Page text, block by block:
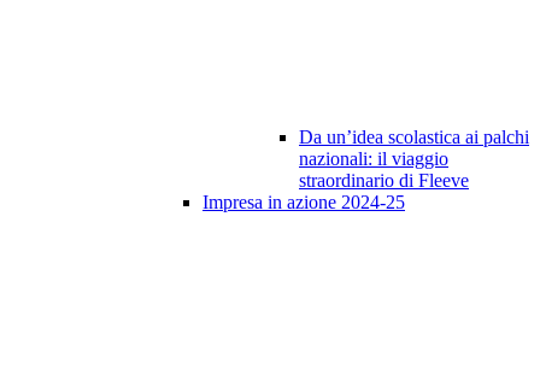
Da un’idea scolastica ai palchi
nazionali: il viaggio
straordinario di Fleeve
Impresa in azione 2024-25